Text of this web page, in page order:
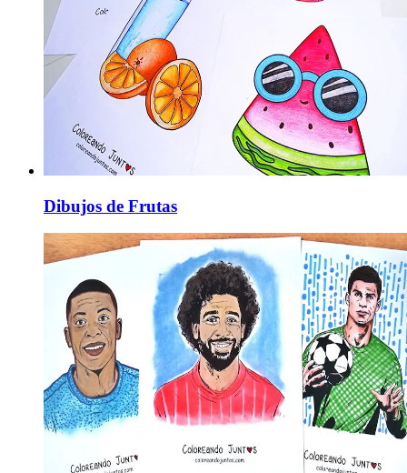
Dibujos de Frutas